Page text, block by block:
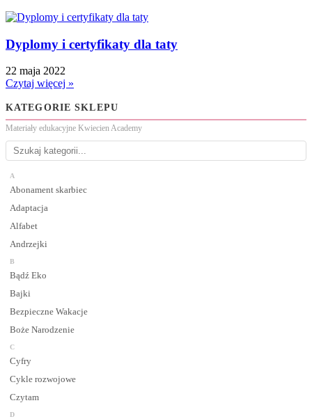
Dyplomy i certyfikaty dla taty
22 maja 2022
Czytaj więcej »
KATEGORIE SKLEPU
Materiały edukacyjne Kwiecien Academy
A
Abonament skarbiec
Adaptacja
Alfabet
Andrzejki
B
Bądź Eko
Bajki
Bezpieczne Wakacje
Boże Narodzenie
C
Cyfry
Cykle rozwojowe
Czytam
D